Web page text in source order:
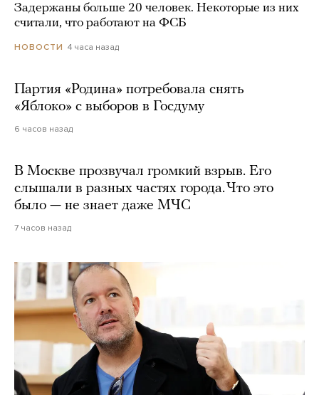
Задержаны больше 20 человек. Некоторые из них
считали, что работают на ФСБ
НОВОСТИ 4 часа назад
Партия «Родина» потребовала снять
«Яблоко» с выборов в Госдуму
6 часов назад
В Москве прозвучал громкий взрыв. Его
слышали в разных частях города. Что это
было — не знает даже МЧС
7 часов назад